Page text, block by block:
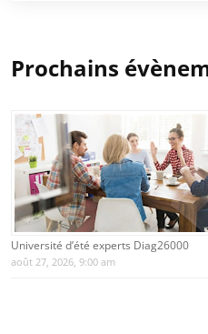
Prochains
Université d’été experts Diag26000
août 27, 2026, 9:00 am